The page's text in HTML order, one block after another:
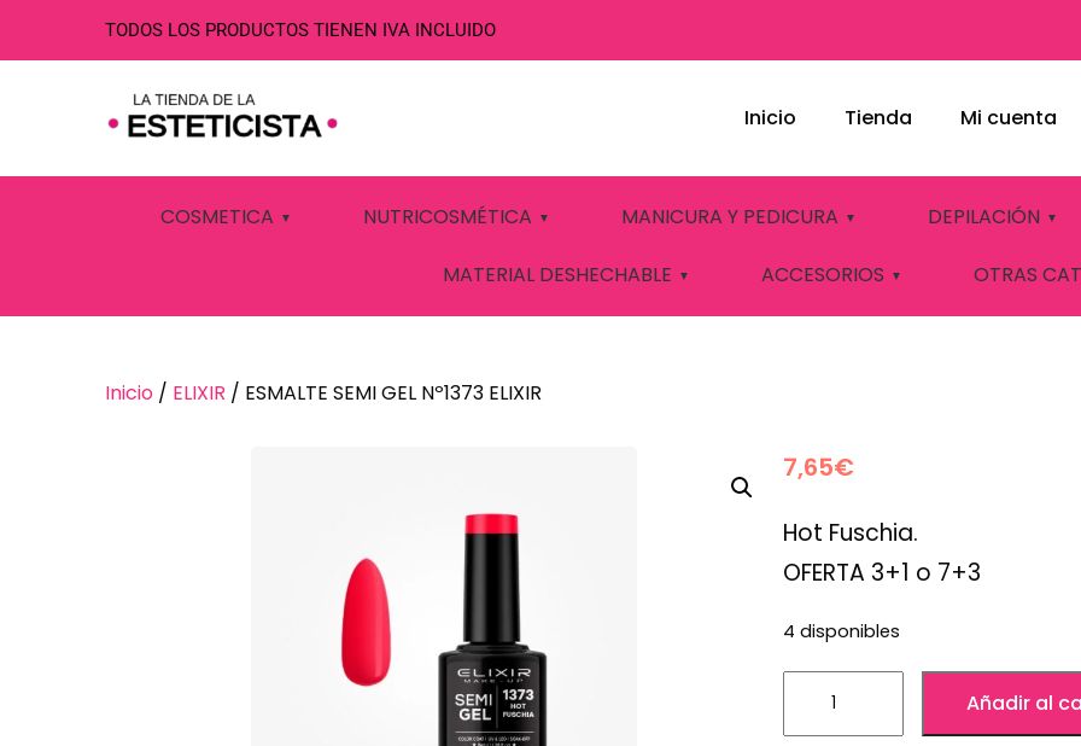
TODOS LOS PRODUCTOS TIENEN IVA INCLUIDO
Inicio Tienda Mi cuenta
COSMETICA NUTRICOSMÉTICA MANICURA Y PEDICURA DEPILACIÓN
MATERIAL DESHECHABLE ACCESORIOS OTRAS
ESMALTE SEMI GEL Nº1373 ELIXIR
Inicio / ELIXIR / ESMALTE SEMI GEL Nº1373 ELIXIR
7,65€
Hot Fuschia.
OFERTA 3+1 o 7+3
4 disponibles
Añadir al